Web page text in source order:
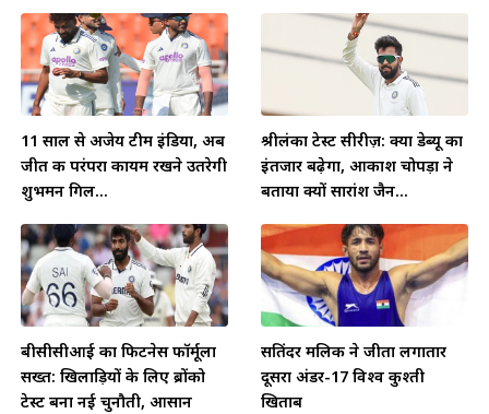
11 साल से अजेय टीम इंडिया, अब
जीत की परंपरा कायम रखने उतरेगी
शुभमन गिल...
श्रीलंका टेस्ट सीरीज़: क्या डेब्यू का
इंतजार बढ़ेगा, आकाश चोपड़ा ने
बताया क्यों सारांश जैन...
बीसीसीआई का फिटनेस फॉर्मूला
सख्त: खिलाड़ियों के लिए ब्रोंको
टेस्ट बना नई चुनौती, आसान
सतिंदर मलिक ने जीता लगातार
दूसरा अंडर-17 विश्व कुश्ती
खिताब